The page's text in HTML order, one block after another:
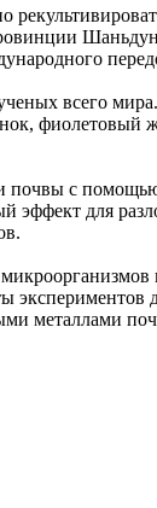
всего
фиолетовый
почвы с
эффект для
экспериментов
металлами